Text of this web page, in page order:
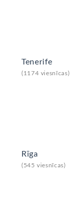
Tenerife
(1174 viesnīcas)
Rīga
(545 viesnīcas)